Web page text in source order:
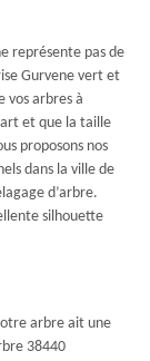
représente pas de
Gurvene vert et
vos arbres à
et que la taille
proposons nos
dans la ville de
d’arbre.
silhouette
arbre ait une
38440